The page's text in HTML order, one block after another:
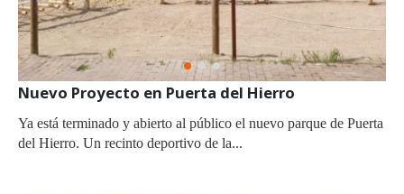
Nuevo Proyecto en Puerta del Hierro
Ya está terminado y abierto al público el nuevo parque de Puerta
del Hierro. Un recinto deportivo de la...